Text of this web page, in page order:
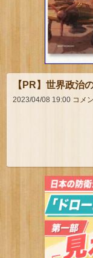
【PR】世界政治
2023/04/08 19:00 コメ